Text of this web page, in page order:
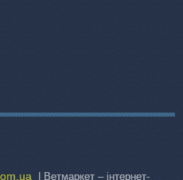
| Ветмаркет – інтернет-